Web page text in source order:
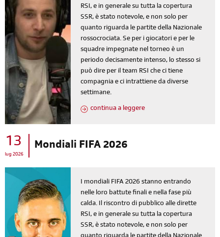
RSI, e in generale su tutta la copertura
SSR, è stato notevole, e non solo per
quanto riguarda le partite della Nazionale
rossocrociata. Se per i giocatori e per le
squadre impegnate nel torneo è un
periodo decisamente intenso, lo stesso si
può dire per il team RSI che ci tiene
compagnia e ci intrattiene da diverse
settimane.
continua a leggere
13
lug 2026
Mondiali FIFA 2026
I mondiali FIFA 2026 stanno entrando
nelle loro battute finali e nella fase più
calda. Il riscontro di pubblico alle dirette
RSI, e in generale su tutta la copertura
SSR, è stato notevole, e non solo per